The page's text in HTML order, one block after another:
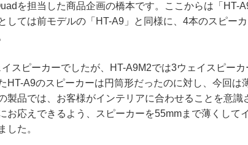
を担当した商品企画の橋本です。ここからは「HT-
しては前モデルの「HT-A9」と同様に、4本のスピー
スピーカーでしたが、HT-A9M2では3ウェイスピー
HT-A9のスピーカーは円筒形だったのに対し、今回は
製品では、お客様がインテリアに合わせることを意識
お応えできるよう、スピーカーを55mmまで薄くして
した。